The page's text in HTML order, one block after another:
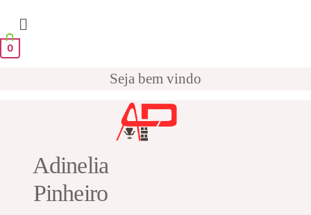
0
Seja bem vindo
Adinelia
Pinheiro